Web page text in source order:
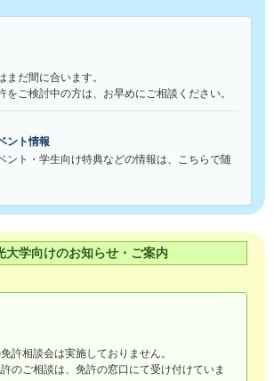
だ間に合います。
をご検討中の方は、お早めにご相談ください。
ント情報
ント・学生向け特典などの情報は、こちらで随
大学向けのお知らせ・ご案内
許相談会は実施しておりません。
のご相談は、免許の窓口にて受け付けていま